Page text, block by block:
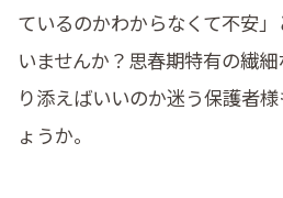
ているのかわからなくて不安
いませんか？思春期特有の繊
り添えばいいのか迷う保護者
ょうか。